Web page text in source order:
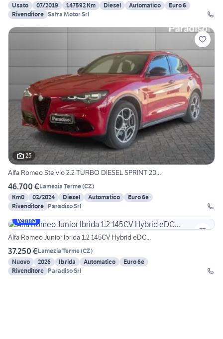
Usato
07/2019 147592 Km Diesel Automatico
Euro 6
Rivenditore Safra Motor Srl
25
Alfa Romeo Stelvio 2.2 TURBO DIESEL SPRINT 20...
46.700 €Lamezia Terme(CZ)
Km0
02/2024 Diesel Automatico
Euro 6e
Rivenditore Paradiso Srl
Vetrina
Alfa Romeo Junior Ibrida 1.2 145CV Hybrid eDC...
37.250 €Lamezia Terme(CZ)
Nuovo
2026 Ibrida Automatico
Euro 6e
Rivenditore Paradiso Srl